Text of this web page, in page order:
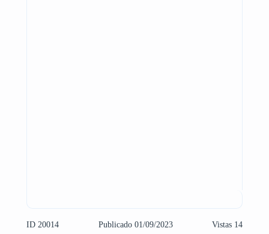
ID 20014 Publicado 01/09/2023 Vistas 14